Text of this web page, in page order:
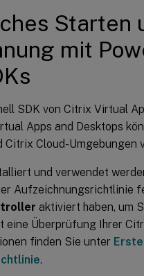
Starten
mit
SDK von Citrix Virtual
Apps and Desktops
Citrix Cloud-Umgebungen
und verwendet
Aufzeichnungsrichtlinie
aktiviert haben, um
eine Überprüfung Ihrer
finden Sie unter
.